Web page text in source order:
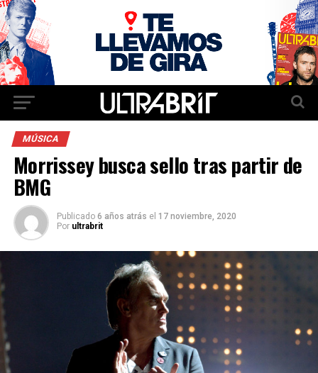
MÚSICA
Morrissey busca sello tras partir de
BMG
Publicado 6 años atrás el 17 noviembre, 2020
Por ultrabrit